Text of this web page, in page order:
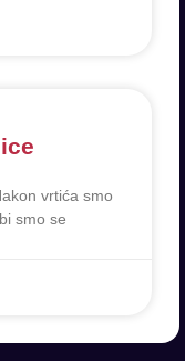
vrtića smo
smo se